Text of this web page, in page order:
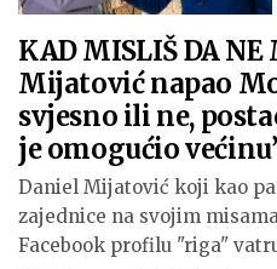
KAD MISLIŠ DA NE
Mijatović napao
svjesno ili ne,
je omogućio
Daniel Mijatović koji kao
zajednice na svojim
Facebook profilu "riga"